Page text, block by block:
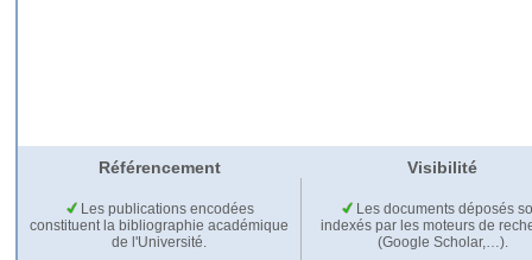
Référencement Visibilité
Les publications encodées
constituent la bibliographie académique
de l'Université.
Les documents déposés
indexés par les moteurs de
(Google Scholar,…).